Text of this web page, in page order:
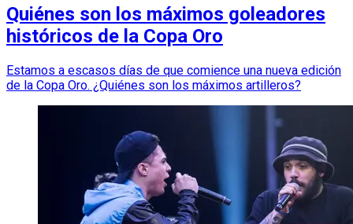
Quiénes son los máximos goleadores
históricos de la Copa Oro
Estamos a escasos días de que comience una nueva edición
de la Copa Oro. ¿Quiénes son los máximos artilleros?